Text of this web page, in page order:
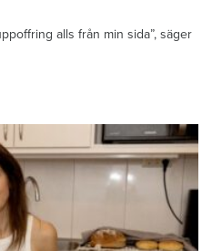
alls från min sida”, säger